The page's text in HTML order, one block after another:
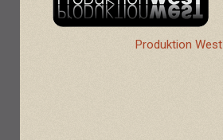
Produktion West